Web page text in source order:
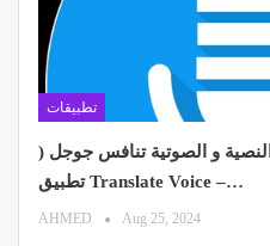
تطبيقات
و الصوتية تنافس جوجل (
تطبيق Translate Voice –…
AHMED Aug 25, 2024